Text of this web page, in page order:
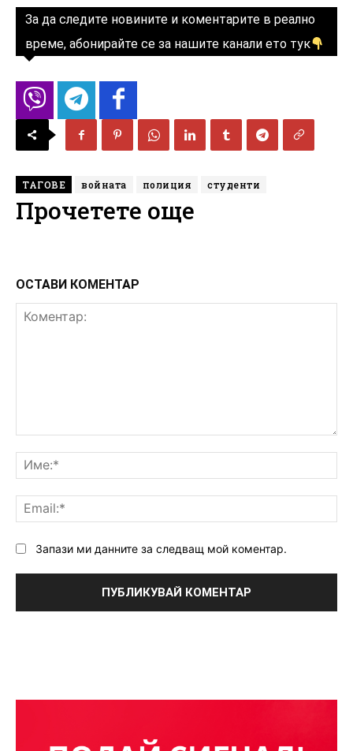
За да следите новините и коментарите в реално
време, абонирайте се за нашите канали ето тук
ТАГОВЕ войната полиция студенти
Прочетете още
ОСТАВИ КОМЕНТАР
Запази ми данните за следващ мой коментар.